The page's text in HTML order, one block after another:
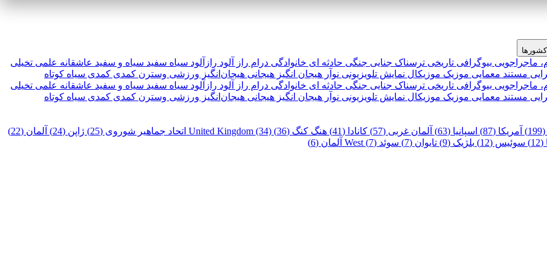
کشورها
ماجراجویی بیوگرافی تاریخی ترسناک جنایی جنگی حادثه ای خانوادگی درام راز آلود رازآلود سیاه سفید سیاه و سفید عاشقانه علمی تخیلی
مستند معمایی موزیک موزیکال نمایش تلویزیونی نوآر هیجان انگیز هیجانی هیجان‌انگیز ورزشی وسترن کمدی کمدی سیاه کوتاه
ماجراجویی بیوگرافی تاریخی ترسناک جنایی جنگی حادثه ای خانوادگی درام راز آلود رازآلود سیاه سفید سیاه و سفید عاشقانه علمی تخیلی
مستند معمایی موزیک موزیکال نمایش تلویزیونی نوآر هیجان انگیز هیجانی هیجان‌انگیز ورزشی وسترن کمدی کمدی سیاه کوتاه
آمریکا (87) اسپانیا (63) آلمان غربی (57) کانادا (41) هنگ کنگ (36) United Kingdom (34) اتحاد جماهیر شوروی (25) ژاپن (24)
آلمان (22)
سوئیس (12) بلژیک (9) تایوان (7) سوئد (7)
West آلمان (6)